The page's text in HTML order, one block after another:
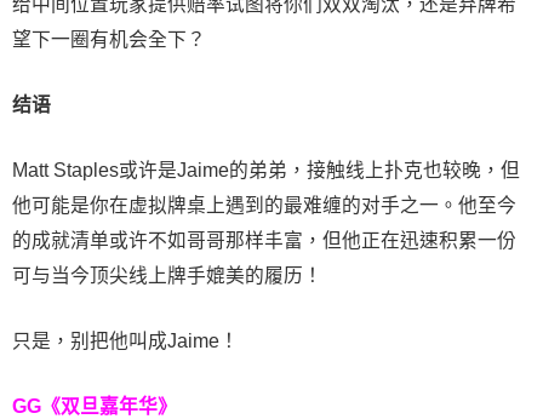
给中间位置玩家提供赔率试图将你们双双淘汰，还是弃牌希
望下一圈有机会全下？
结语
Matt Staples或许是Jaime的弟弟，接触线上扑克也较晚，但
他可能是你在虚拟牌桌上遇到的最难缠的对手之一。他至今
的成就清单或许不如哥哥那样丰富，但他正在迅速积累一份
可与当今顶尖线上牌手媲美的履历！
只是，别把他叫成Jaime！
GG《双旦嘉年华》